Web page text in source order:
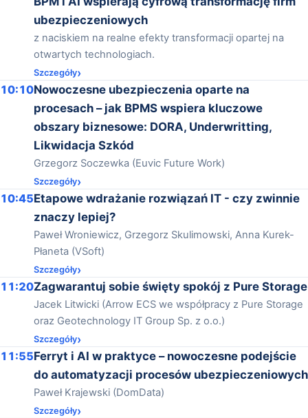
ubezpieczeniowych
z naciskiem na realne efekty transformacji opartej na
otwartych technologiach.
Szczegóły
10:10Nowoczesne ubezpieczenia oparte na
procesach – jak BPMS wspiera kluczowe
obszary biznesowe: DORA, Underwritting,
Likwidacja Szkód
Grzegorz Soczewka (Euvic Future Work)
Szczegóły
10:45Etapowe wdrażanie rozwiązań IT - czy zwinnie
znaczy lepiej?
Paweł Wroniewicz, Grzegorz Skulimowski, Anna Kurek-
Płaneta (VSoft)
Szczegóły
11:20Zagwarantuj sobie święty spokój z Pure Storage
Jacek Litwicki (Arrow ECS we współpracy z Pure Storage
oraz Geotechnology IT Group Sp. z o.o.)
Szczegóły
11:55Ferryt i AI w praktyce – nowoczesne podejście
do automatyzacji procesów ubezpieczeniowych
Paweł Krajewski (DomData)
Szczegóły